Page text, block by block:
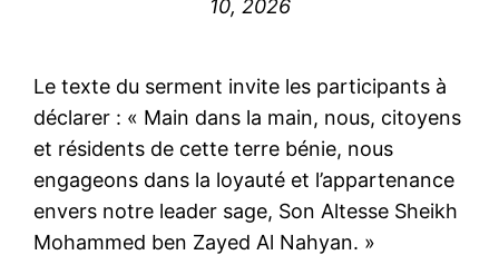
10, 2026
Le texte du serment invite les participants à
déclarer : « Main dans la main, nous, citoyens
et résidents de cette terre bénie, nous
engageons dans la loyauté et l’appartenance
envers notre leader sage, Son Altesse Sheikh
Mohammed ben Zayed Al Nahyan. »